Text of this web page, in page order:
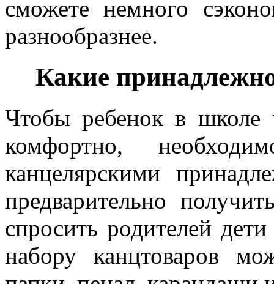
сможете немного
разнообразнее.
Какие
Чтобы ребенок в школе
комфортно,
канцелярскими
предварительно
спросить родителей
набору канцтоваров